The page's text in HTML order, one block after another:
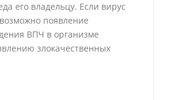
его владельцу. Если вирус
появление
ВПЧ в организме
злокачественных